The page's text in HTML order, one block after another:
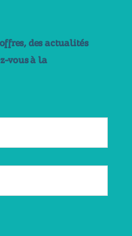
des actualités
vous à la